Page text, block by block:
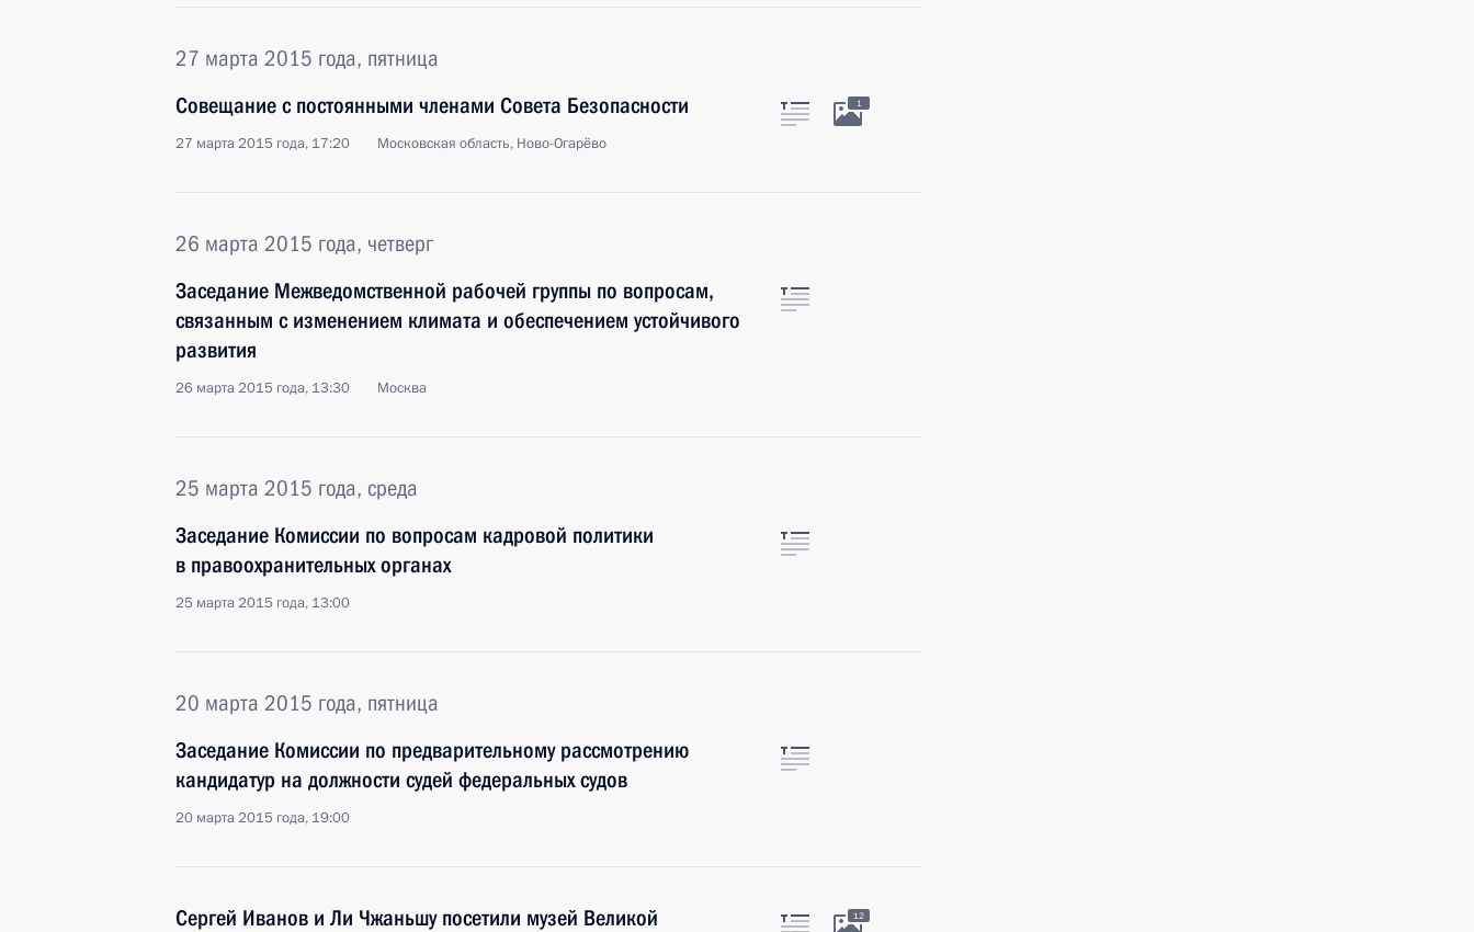
27 марта 2015 года, пятница
Совещание с постоянными членами Совета Безопасности
27 марта 2015 года, 17:20 Московская область, Ново-Огарёво
1
26 марта 2015 года, четверг
Заседание Межведомственной рабочей группы по вопросам,
связанным с изменением климата и обеспечением устойчивого
развития
26 марта 2015 года, 13:30 Москва
25 марта 2015 года, среда
Заседание Комиссии по вопросам кадровой политики
в правоохранительных органах
25 марта 2015 года, 13:00
20 марта 2015 года, пятница
Заседание Комиссии по предварительному рассмотрению
кандидатур на должности судей федеральных судов
20 марта 2015 года, 19:00
Сергей Иванов и Ли Чжаньшу посетили музей Великой
12